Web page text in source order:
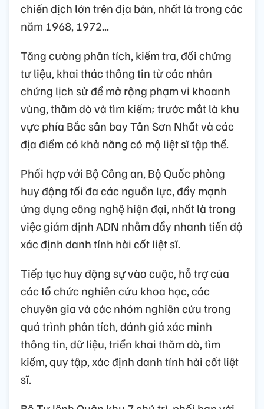
chiến dịch lớn trên địa bàn, nhất là trong các
năm 1968, 1972...
Tăng cường phân tích, kiểm tra, đối chứng
tư liệu, khai thác thông tin từ các nhân
chứng lịch sử để mở rộng phạm vi khoanh
vùng, thăm dò và tìm kiếm; trước mắt là khu
vực phía Bắc sân bay Tân Sơn Nhất và các
địa điểm có khả năng có mộ liệt sĩ tập thể.
Phối hợp với Bộ Công an, Bộ Quốc phòng
huy động tối đa các nguồn lực, đẩy mạnh
ứng dụng công nghệ hiện đại, nhất là trong
việc giám định ADN nhằm đẩy nhanh tiến độ
xác định danh tính hài cốt liệt sĩ.
Tiếp tục huy động sự vào cuộc, hỗ trợ của
các tổ chức nghiên cứu khoa học, các
chuyên gia và các nhóm nghiên cứu trong
quá trình phân tích, đánh giá xác minh
thông tin, dữ liệu, triển khai thăm dò, tìm
kiếm, quy tập, xác định danh tính hài cốt liệt
sĩ.